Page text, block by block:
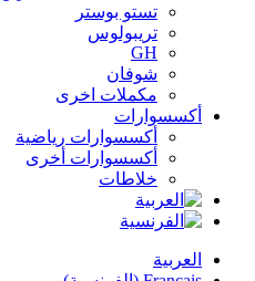
تستو بوستر
تريبولوس
GH
شوفان
مكملات اخرى
أكسسوارات
أكسسوارات رياضية
أكسسوارات أخرى
خلاطات
العربية